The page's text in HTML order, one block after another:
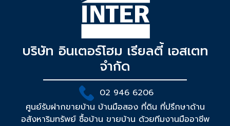
บริษัท อินเตอร์โฮม เรียลตี้ เอสเตท
จำกัด
02 946 6206
ศูนย์รับฝากขายบ้าน บ้านมือสอง ที่ดิน ที่ปรึกษาด้าน
อสังหาริมทรัพย์ ซื้อบ้าน ขายบ้าน ด้วยทีมงานมืออาชีพ